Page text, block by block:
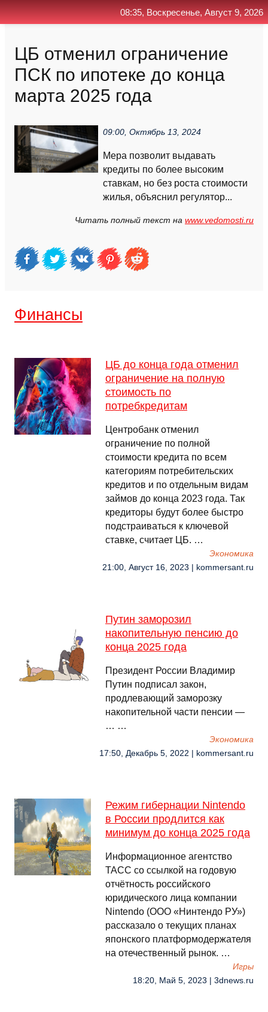
ЦБ отменил ограничение
ПСК по ипотеке до конца
марта 2025 года
09:00, Октябрь 13, 2024
Мера позволит выдавать
кредиты по более высоким
ставкам, но без роста стоимости
жилья, объяснил регулятор...
Читать полный текст на www.vedomosti.ru
Финансы
ЦБ до конца года отменил
ограничение на полную
стоимость по
потребкредитам
Центробанк отменил
ограничение по полной
стоимости кредита по всем
категориям потребительских
кредитов и по отдельным видам
займов до конца 2023 года. Так
кредиторы будут более быстро
подстраиваться к ключевой
ставке, считает ЦБ. …
Экономика
21:00, Август 16, 2023 | kommersant.ru
Путин заморозил
накопительную пенсию до
конца 2025 года
Президент России Владимир
Путин подписал закон,
продлевающий заморозку
накопительной части пенсии —
… …
Экономика
17:50, Декабрь 5, 2022 | kommersant.ru
Режим гибернации Nintendo
в России продлится как
минимум до конца 2025 года
Информационное агентство
ТАСС со ссылкой на годовую
отчётность российского
юридического лица компании
Nintendo (ООО «Нинтендо РУ»)
рассказало о текущих планах
японского платформодержателя
на отечественный рынок. …
Игры
18:20, Май 5, 2023 | 3dnews.ru
08:35, Воскресенье, Август 9, 2026